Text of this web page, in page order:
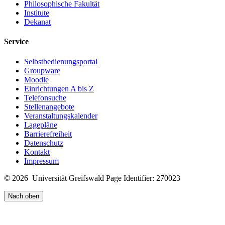
Philosophische Fakultät
Institute
Dekanat
Service
Selbstbedienungsportal
Groupware
Moodle
Einrichtungen A bis Z
Telefonsuche
Stellenangebote
Veranstaltungskalender
Lagepläne
Barrierefreiheit
Datenschutz
Kontakt
Impressum
© 2026 Universität Greifswald Page Identifier: 270023
Nach oben